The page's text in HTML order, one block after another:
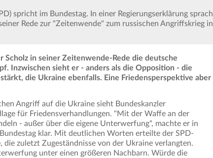
spricht im Bundestag. In einer Regierungserklärung sprach
Rede zur "Zeitenwende" zum russischen Angriffskrieg in
Scholz in seiner Zeitenwende-Rede die deutsche
Inzwischen sieht er - anders als die Opposition - die
die Ukraine ebenfalls. Eine Friedensperspektive aber
Angriff auf die Ukraine sieht Bundeskanzler
für Friedensverhandlungen. "Mit der Waffe an der
- außer über die eigene Unterwerfung", machte er in
klar. Mit deutlichen Worten erteilte der SPD-
die zuletzt Zugeständnisse von der Ukraine verlangten.
unter einen größeren Nachbarn. Würde die